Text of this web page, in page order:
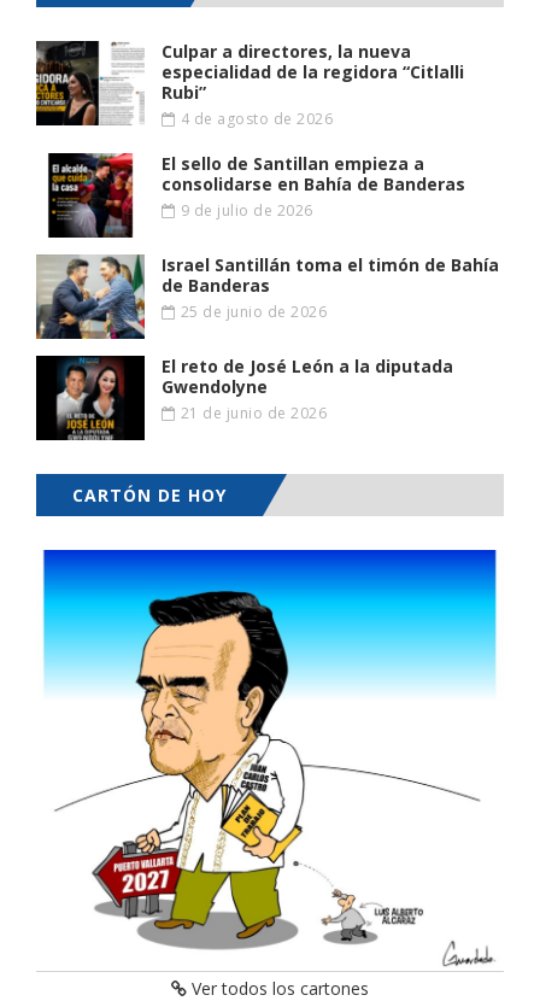
Culpar a directores, la nueva
especialidad de la regidora “Citlalli
Rubi”
4 de agosto de 2026
El sello de Santillan empieza a
consolidarse en Bahía de Banderas
9 de julio de 2026
Israel Santillán toma el timón de Bahía
de Banderas
25 de junio de 2026
El reto de José León a la diputada
Gwendolyne
21 de junio de 2026
CARTÓN DE HOY
Ver todos los cartones